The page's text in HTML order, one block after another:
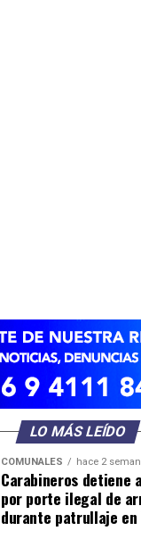
LO MÁS LEÍDO
COMUNALES hace 2
Carabineros detiene
por porte ilegal de
durante patrullaje en